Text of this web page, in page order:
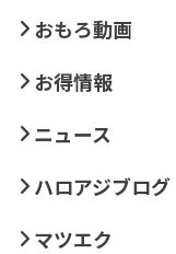
おもろ動画
お得情報
ニュース
ハロアジブログ
マツエク